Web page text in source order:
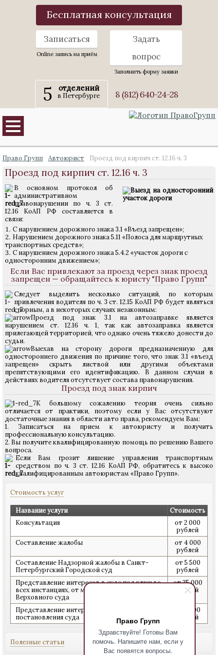
Право Групп
Здравствуйте! Готовы Вам
помочь. Напишите нам, если у
Вас появятся вопросы.
Бесплатная консультация
Записаться
Online запись на приём
Задать
вопрос
Заполнить форму заявки
5 отделений
в Петербурге 8 (812) 640-24-28
Право Групп Автоюрист Проезд под кирпич ст. 12.16 ч. 3
Проезд под кирпич ст. 12.16 ч. 3
В основном протокол об
административном
правонарушении по ч. 3 ст.
12.16 КоАП РФ составляется в
связи:
С нарушением дорожного знака 3.1 «Въезд запрещен»;
Нарушением дорожного знака 5.11 «Полоса для маршрутных
транспортных средств»;
С нарушением дорожного знака 5.4.2 «участок дороги с
односторонним движением»;
Если Вас привлекают за проезд через знак проезд
запрещен — обращайтесь к юристу "Право Групп"
Следует выделить несколько ситуаций, по которым
привлечения водителя по ч. 3 ст. 12.15 КоАП РФ будет являться
спорным, а в некоторых случаях незаконным:
Проезд под знак 3.1 на автозаправке является
нарушением ст. 12.16 ч. 1, так как автозаправка является
прилегающей территорией, что однако очень тяжело донести до
судьи.
Выехав на сторону дороги предназначенную для
одностороннего движения по причине того, что знак 3.1 «въезд
запрещен» скрыть листвой или другими объектами
препятствующими его идентификацию. В данном случаи в
действиях водителя отсутствует состава правонарушения.
Проезд под знак кирпич
К большому сожалению теория очень сильно
отличается от практики, поэтому если у Вас отсутствуют
достаточные знания в области авто права, рекомендуем Вам:
1. Записаться на прием к автоюристу и получить
профессиональную консультацию.
2. Вы получите квалифицированную помощь по решению Вашего
вопроса.
Если Вам грозит лишение управления транспортным
средством по ч. 3 ст. 12.16 КоАП РФ, обратитесь к высоко
квалифицированным автоюристам «Право Групп».
Стоимость услуг
Название услуги
Стоимость
Консультация
от 2 000
рублей
Составление жалобы
от 4 000
рублей
Составление Надзорной жалобы в Санкт-
Петербургский Городской суд
от 5 500
рублей
Представление интересов в суде под ключ во
всех инстанциях, от мирового суда до
Верховного суда
от 35 000
рублей
Представление интересов при обжаловании
постановления суда
от 7 000
рублей
Полезные статьи